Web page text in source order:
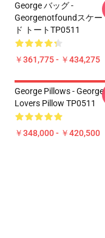
George バッグ -
Georgenotfoundスケー
ド トートTP0511
￥361,775 - ￥434,275
George Pillows - George
Lovers Pillow TP0511
￥348,000 - ￥420,500